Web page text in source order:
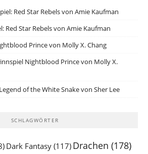
Red Star Rebels von Amie Kaufman
Red Star Rebels von Amie Kaufman
Prince von Molly X. Chang
Nightblood Prince von Molly X.
of the White Snake von Sher Lee
SCHLAGWÖRTER
Dark Fantasy (117) Drachen (178)